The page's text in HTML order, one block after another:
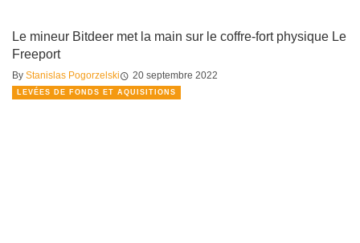
Le mineur Bitdeer met la main sur le coffre-fort physique Le
Freeport
By Stanislas Pogorzelski 20 septembre 2022
LEVÉES DE FONDS ET AQUISITIONS